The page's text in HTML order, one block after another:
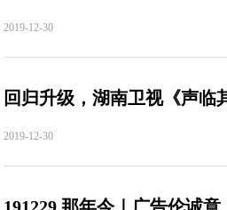
2019-12-30
回归升级，湖南卫视《声临
2019-12-30